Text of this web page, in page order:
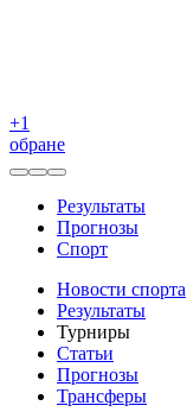
+1
обране
Результаты
Прогнозы
Спорт
Новости спорта
Результаты
Турниры
Статьи
Прогнозы
Трансферы